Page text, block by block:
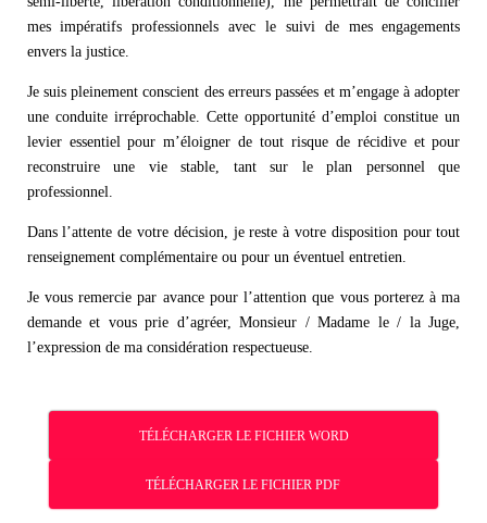
mes impératifs professionnels avec le suivi de mes engagements
envers la justice.
Je suis pleinement conscient des erreurs passées et m’engage à adopter
une conduite irréprochable. Cette opportunité d’emploi constitue un
levier essentiel pour m’éloigner de tout risque de récidive et pour
reconstruire une vie stable, tant sur le plan personnel que
professionnel.
Dans l’attente de votre décision, je reste à votre disposition pour tout
renseignement complémentaire ou pour un éventuel entretien.
Je vous remercie par avance pour l’attention que vous porterez à ma
demande et vous prie d’agréer, Monsieur / Madame le / la Juge,
l’expression de ma considération respectueuse.
TÉLÉCHARGER LE FICHIER WORD
TÉLÉCHARGER LE FICHIER PDF